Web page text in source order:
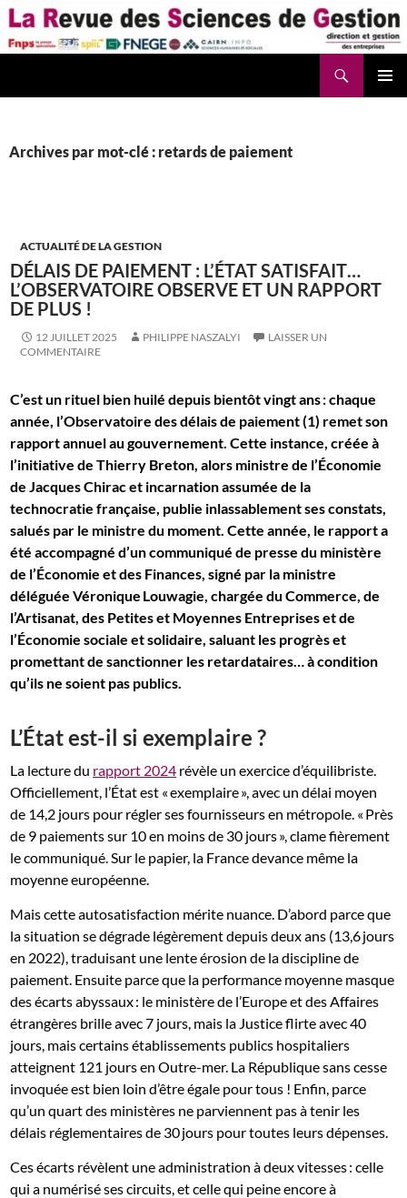
Aller
au
contenu
Archives par mot-clé : retards de paiement
ACTUALITÉ DE LA GESTION
DÉLAIS DE PAIEMENT : L’ÉTAT SATISFAIT…
L’OBSERVATOIRE OBSERVE ET UN RAPPORT
DE PLUS !
12 JUILLET 2025 PHILIPPE NASZALYI
LAISSER UN
COMMENTAIRE
C’est un rituel bien huilé depuis bientôt vingt ans : chaque
année, l’Observatoire des délais de paiement (1) remet son
rapport annuel au gouvernement. Cette instance, créée à
l’initiative de Thierry Breton, alors ministre de l’Économie
de Jacques Chirac et incarnation assumée de la
technocratie française, publie inlassablement ses constats,
salués par le ministre du moment. Cette année, le rapport a
été accompagné d’un communiqué de presse du ministère
de l’Économie et des Finances, signé par la ministre
déléguée Véronique Louwagie, chargée du Commerce, de
l’Artisanat, des Petites et Moyennes Entreprises et de
l’Économie sociale et solidaire, saluant les progrès et
promettant de sanctionner les retardataires… à condition
qu’ils ne soient pas publics.
L’État est-il si exemplaire ?
La lecture du rapport 2024 révèle un exercice d’équilibriste.
Officiellement, l’État est « exemplaire », avec un délai moyen
de 14,2 jours pour régler ses fournisseurs en métropole. « Près
de 9 paiements sur 10 en moins de 30 jours », clame fièrement
le communiqué. Sur le papier, la France devance même la
moyenne européenne.
Mais cette autosatisfaction mérite nuance. D’abord parce que
la situation se dégrade légèrement depuis deux ans (13,6 jours
en 2022), traduisant une lente érosion de la discipline de
paiement. Ensuite parce que la performance moyenne masque
des écarts abyssaux : le ministère de l’Europe et des Affaires
étrangères brille avec 7 jours, mais la Justice flirte avec 40
jours, mais certains établissements publics hospitaliers
atteignent 121 jours en Outre-mer. La République sans cesse
invoquée est bien loin d’être égale pour tous ! Enfin, parce
qu’un quart des ministères ne parviennent pas à tenir les
délais réglementaires de 30 jours pour toutes leurs dépenses.
Ces écarts révèlent une administration à deux vitesses : celle
qui a numérisé ses circuits, et celle qui peine encore à